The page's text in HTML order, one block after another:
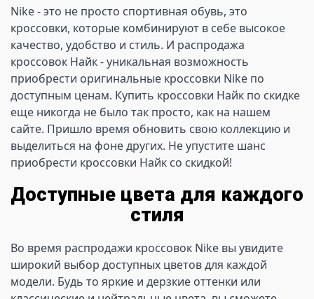
Nike - это не просто спортивная обувь, это
кроссовки, которые комбинируют в себе высокое
качество, удобство и стиль. И распродажа
кроссовок Найк - уникальная возможность
приобрести оригинальные кроссовки Nike по
доступным ценам. Купить кроссовки Найк по скидке
еще никогда не было так просто, как на нашем
сайте. Пришло время обновить свою коллекцию и
выделиться на фоне других. Не упустите шанс
приобрести кроссовки Найк со скидкой!
Доступные цвета для каждого
стиля
Во время распродажи кроссовок Nike вы увидите
широкий выбор доступных цветов для каждой
модели. Будь то яркие и дерзкие оттенки или